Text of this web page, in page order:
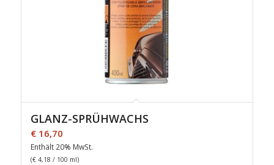
GLANZ-SPRÜHWACHS
€16,70
Enthält 20% MwSt.
(€4,18 / 100 ml)